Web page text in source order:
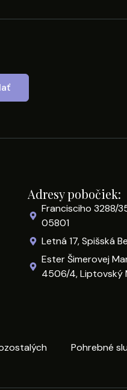
Adresy pobočiek:
Francisciho 3288/
05801
Letná 17, Spišská
Ester Šimerovej
4506/4, Liptovský
Pohrebné